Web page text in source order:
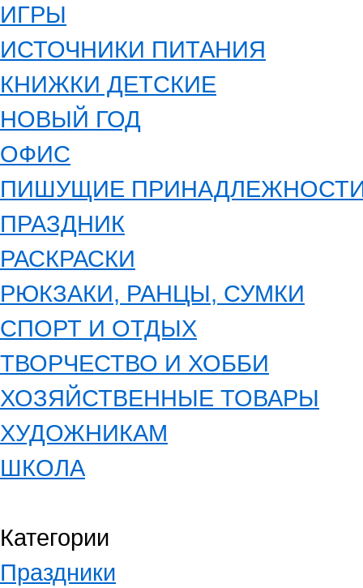
ИГРЫ
ИСТОЧНИКИ ПИТАНИЯ
КНИЖКИ ДЕТСКИЕ
НОВЫЙ ГОД
ОФИС
ПИШУЩИЕ
ПРАЗДНИК
РАСКРАСКИ
РЮКЗАКИ, РАНЦЫ, СУМКИ
СПОРТ И ОТДЫХ
ТВОРЧЕСТВО И ХОББИ
ХОЗЯЙСТВЕННЫЕ ТОВАРЫ
ХУДОЖНИКАМ
ШКОЛА
Категории
Праздники